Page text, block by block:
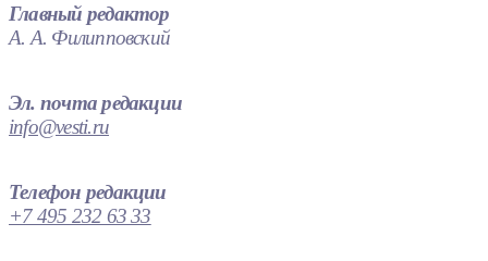
Главный редактор
А. А. Филипповский
Эл. почта редакции
info@vesti.ru
Телефон редакции
+7 495 232 63 33